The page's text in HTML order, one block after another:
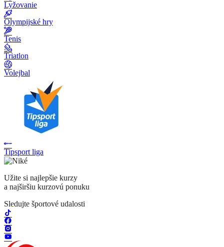
Lyžovanie
Olympijské hry
Tenis
Triatlon
Volejbal
Tipsport liga
Užite si najlepšie kurzy
a najširšiu kurzovú ponuku
Sledujte športové udalosti